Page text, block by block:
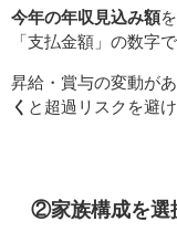
今年の年収見込み額
「支払金額」の数字で
昇給・賞与の変動が
く と超過リスクを避け
②家族構成を選